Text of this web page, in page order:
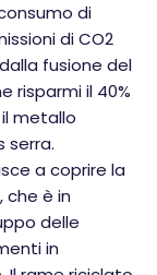
di
di CO2
fusione del
risparmi il 40%
metallo
serra.
a coprire la
è in
delle
in